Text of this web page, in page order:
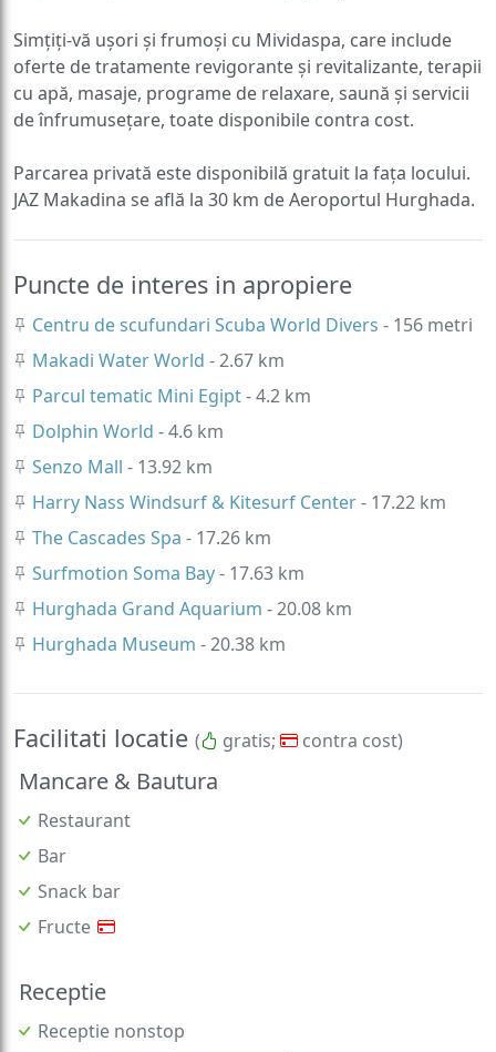
Simțiți-vă ușori și frumoși cu Mividaspa, care include
oferte de tratamente revigorante și revitalizante, terapii
cu apă, masaje, programe de relaxare, saună și servicii
de înfrumusețare, toate disponibile contra cost.
Parcarea privată este disponibilă gratuit la fața locului.
JAZ Makadina se află la 30 km de Aeroportul Hurghada.
Puncte de interes in apropiere
Centru de scufundari Scuba World Divers - 156 metri
Makadi Water World - 2.67 km
Parcul tematic Mini Egipt- 4.2 km
Dolphin World - 4.6 km
Senzo Mall - 13.92 km
Harry Nass Windsurf & Kitesurf Center- 17.22 km
The Cascades Spa - 17.26 km
Surfmotion Soma Bay- 17.63 km
Hurghada Grand Aquarium - 20.08 km
Hurghada Museum - 20.38 km
Facilitati locatie ( gratis; contra cost)
Mancare & Bautura
Restaurant
Bar
Snack bar
Fructe
Receptie
Receptie nonstop